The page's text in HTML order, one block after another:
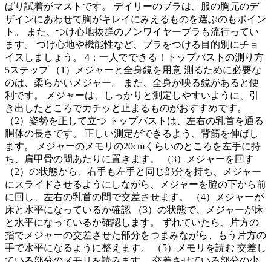
ぱり試着がマストです。 デイリーのブラは、服の胸元のデ
ザインにあわせて胸がキレイにみえるものを選ぶのもポイン
ト。 また、つけ心地抜群のノンワイヤーブラも流行ってい
ます。 つけ心地や機能性など、ブラをつける目的別にチョ
イスしましょう。 4：一人でできる！トップバストの測り方
5ステップ （1）メジャーと全身鏡を用意 測るために必要な
のは、柔らかいメジャー。 また、全身が映る鏡があると便
利です。 メジャーは、しっかりと測定しやすいように、引
き出したところでカチッと止まるものがおすすめです。
（2）姿勢を正して立つ トップバストは、左右の乳首を通る
胴体の長さです。 正しい測定ができるよう、背筋を伸ばし
ます。 メジャーのメモリの20cmくらいのところを左手に持
ち、肩甲骨の間あたりに置きます。 （3）メジャーを回す
（2）の状態から、右手も左手と同じ部分を持ち、メジャー
にスライドさせるようにしながら、メジャーを脇の下から前
に回し、左右の乳首の間で交差させます。 （4）メジャーが
床と水平になっているか確認 （3）の状態で、メジャーが床
と水平になっているか確認します。 ずれていたら、片方の
指でメジャーの交差させた部分をつまみながら、もう片方の
手で水平になるように整えます。 （5）メモリを読む 交差し